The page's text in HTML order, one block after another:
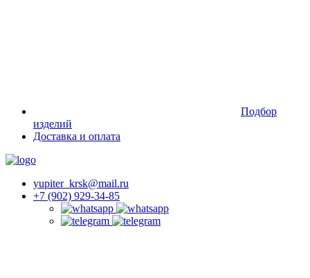
Подбор
изделий
Доставка и оплата
yupiter_krsk@mail.ru
+7 (902) 929-34-85